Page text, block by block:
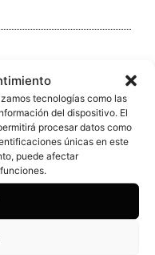
tecnologías como las
del dispositivo. El
procesar datos como
únicas en este
puede afectar
dental W.
se pone corazón,
calidad, los
se notan
dental? Sí.¿Uno
de verdad? También.